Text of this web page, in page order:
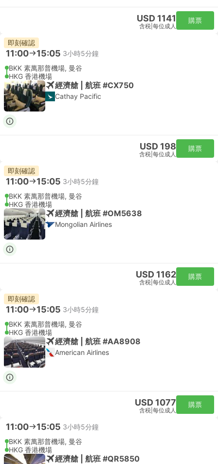
USD 1141
含税 每位成人
購票
即刻確認
11:00 15:05 3小時5分鐘
BKK 素萬那普機場, 曼谷
HKG 香港機場
經濟艙 | 航班 #CX750
Cathay Pacific
USD 198
含税 每位成人
購票
即刻確認
11:00 15:05 3小時5分鐘
BKK 素萬那普機場, 曼谷
HKG 香港機場
經濟艙 | 航班 #OM5638
Mongolian Airlines
USD 1162
含税 每位成人
購票
即刻確認
11:00 15:05 3小時5分鐘
BKK 素萬那普機場, 曼谷
HKG 香港機場
經濟艙 | 航班 #AA8908
American Airlines
USD 1077
含税 每位成人
購票
11:00 15:05 3小時5分鐘
BKK 素萬那普機場, 曼谷
HKG 香港機場
經濟艙 | 航班 #QR5850